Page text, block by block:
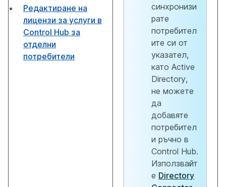
Редактиране на
лицензи за услуги в
Control Hub за
отделни
потребители
синхронизи
рате
потребител
ите си от
указател,
като Active
Directory,
не можете
да
добавяте
потребител
и ръчно в
Control Hub.
Използвайт
е Directory